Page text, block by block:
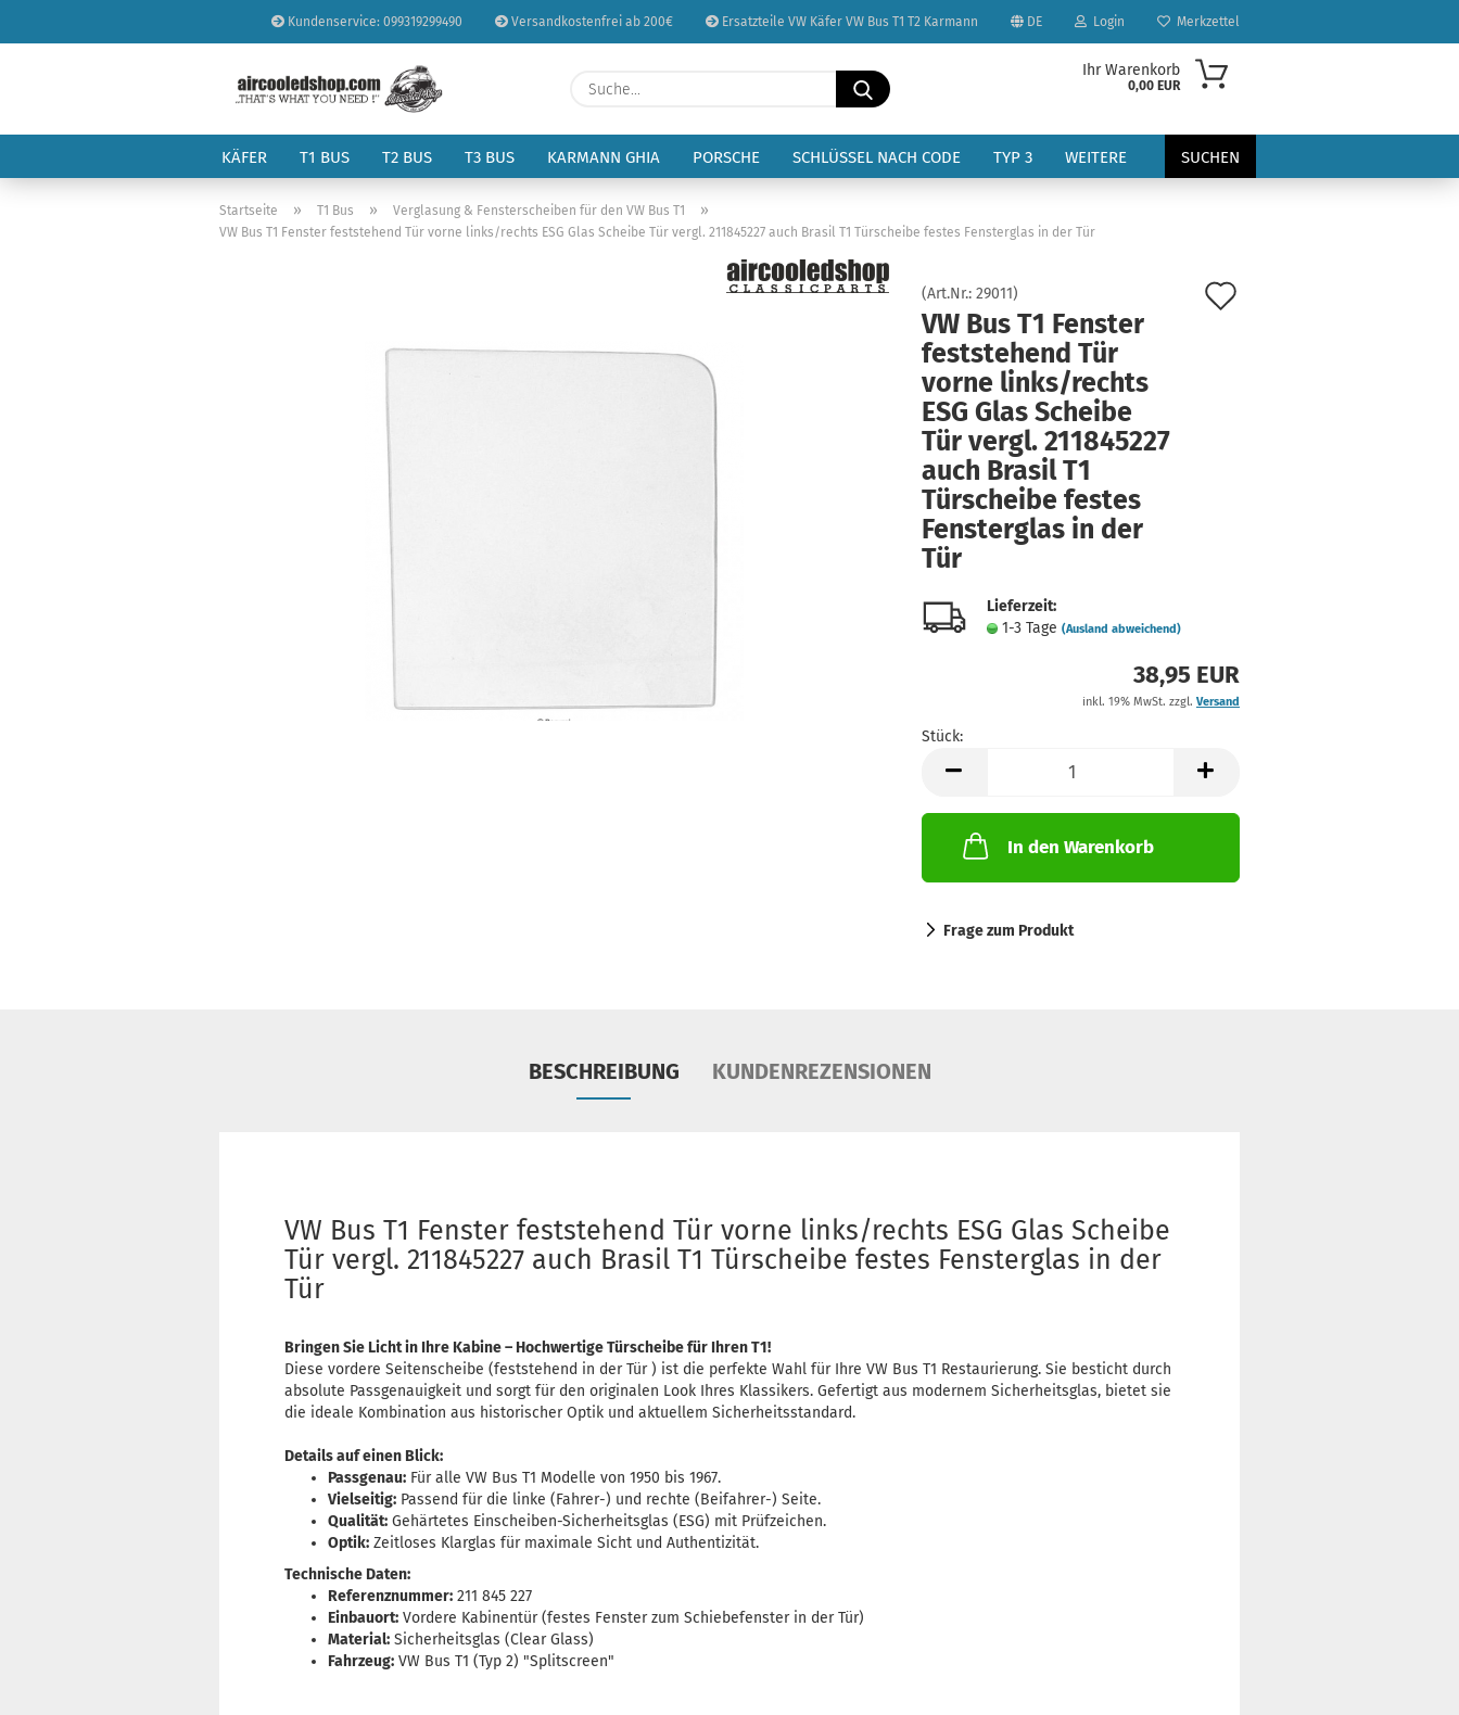
Kundenservice: 099319299490 Versandkostenfrei ab 200€ Ersatzteile VW Käfer VW Bus T1 T2 Karmann DE
Sprache auswählen
Lieferland
Login
Konto erstellen
Passwort vergessen?
Merkzettel
Suche...
Ihr Warenkorb
0,00 EUR
KÄFER T1 BUS T2 BUS T3 BUS KARMANN GHIA PORSCHE SCHLÜSSEL NACH CODE TYP 3 SUCHEN
WEITERE
Startseite » T1 Bus » Verglasung & Fensterscheiben für den VW Bus T1 »
VW Bus T1 Fenster feststehend Tür vorne links/rechts ESG Glas Scheibe Tür vergl. 211845227 auch Brasil T1 Türscheibe festes Fensterglas in der Tür
(Art.Nr.: 29011)
VW Bus T1 Fenster
feststehend Tür
vorne links/rechts
ESG Glas Scheibe
Tür vergl. 211845227
auch Brasil T1
Türscheibe festes
Fensterglas in der
Tür
Lieferzeit:
1-3 Tage (Ausland abweichend)
38,95 EUR
inkl. 19% MwSt. zzgl. Versand
Stück:
Stück
In den Warenkorb
Frage zum Produkt
BESCHREIBUNG KUNDENREZENSIONEN
VW Bus T1 Fenster feststehend Tür vorne links/rechts ESG Glas Scheibe
Tür vergl. 211845227 auch Brasil T1 Türscheibe festes Fensterglas in der
Tür
Bringen Sie Licht in Ihre Kabine – Hochwertige Türscheibe für Ihren T1!
Diese vordere Seitenscheibe (feststehend in der Tür ) ist die perfekte Wahl für Ihre VW Bus T1 Restaurierung. Sie besticht durch
absolute Passgenauigkeit und sorgt für den originalen Look Ihres Klassikers. Gefertigt aus modernem Sicherheitsglas, bietet sie
die ideale Kombination aus historischer Optik und aktuellem Sicherheitsstandard.
Details auf einen Blick:
Passgenau: Für alle VW Bus T1 Modelle von 1950 bis 1967.
Vielseitig: Passend für die linke (Fahrer-) und rechte (Beifahrer-) Seite.
Qualität: Gehärtetes Einscheiben-Sicherheitsglas (ESG) mit Prüfzeichen.
Optik: Zeitloses Klarglas für maximale Sicht und Authentizität.
Technische Daten:
Referenznummer: 211 845 227
Einbauort: Vordere Kabinentür (festes Fenster zum Schiebefenster in der Tür)
Material: Sicherheitsglas (Clear Glass)
Fahrzeug: VW Bus T1 (Typ 2) "Splitscreen"